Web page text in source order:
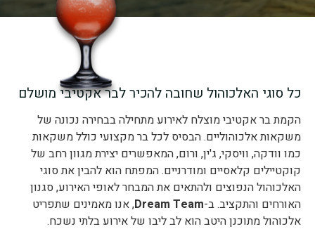
כל סוגי האלכוהול שחובה להכיר לבר אקטיבי מושלם
הקמת בר אקטיבי מוצלח לאירוע מתחילה בבחירה נכונה של
משקאות אלכוהוליים. הבסיס לכל בר מקצועי כולל משקאות
כמו וודקה, וויסקי, ג'ין, ורום, המאפשרים יצירת מגוון רחב של
קוקטיילים קלאסיים ומודרניים. המפתח הוא להבין את סוגי
האלכוהול הנפוצים ולהתאים את המבחר לאופי האירוע, סגנון
האורחים והתקציב. ב-Dream Team, אנו מאמינים שתפריט
אלכוהול מתוכנן היטב הוא לב ליבו של אירוע בלתי נשכח.